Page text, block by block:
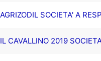
AGRIZODIL SOCIETA' A
IL CAVALLINO 2019